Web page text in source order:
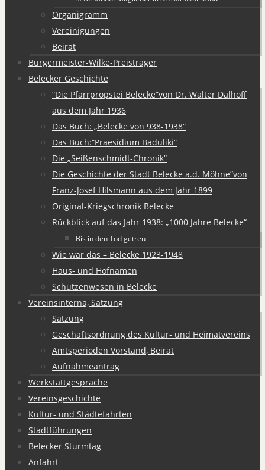
Organigramm
Vereinigungen
Beirat
Bürgermeister-Wilke-Preisträger
Belecker Geschichte
“Die Pfarrpropstei Belecke”von Dr. Walter Dalhoff
aus dem Jahr 1936
Das Buch: „Belecke von 938-1938“
Das Buch:“Praesidium Baduliki“
Die „Seißenschmidt-Chronik“
Die Geschichte der Stadt Belecke a.d. Möhne”von
Franz-Josef Hilsmann aus dem Jahr 1899
Original-Kriegschronik Belecke
Rückblick auf das Jahr 1938: „1000 Jahre Belecke“
Bis in den Tod getreu
Wie war das – Belecke 1923-1948
Haus- und Hofnamen
Schützenwesen in Belecke
Vereinsinterna, Satzung
Satzung
Geschäftsordnung des Kultur- und Heimatvereins
Amtsperioden Vorstand, Beirat
Aufnahmeantrag
Werkstattgespräche
Vereinsgeschichte
Kultur- und Städtefahrten
Stadtführungen
Belecker Sturmtag
Anfahrt